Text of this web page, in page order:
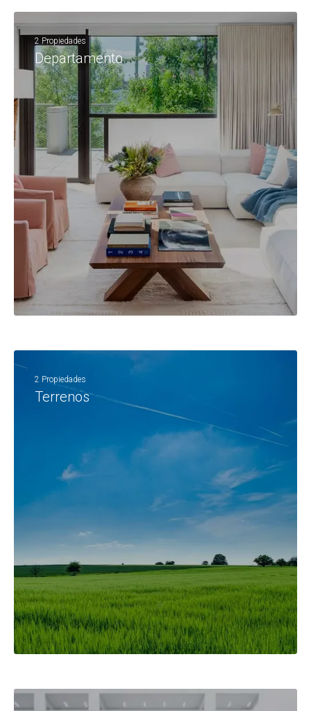
2 Propiedades
Departamento
2 Propiedades
Terrenos